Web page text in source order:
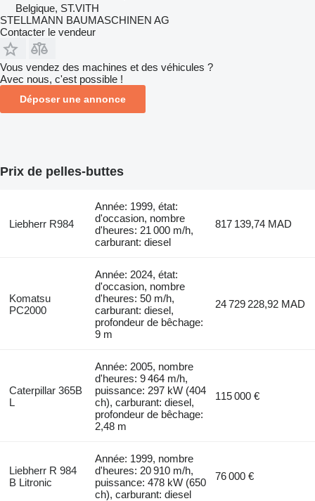
Belgique, ST.VITH
STELLMANN BAUMASCHINEN AG
Contacter le vendeur
Vous vendez des machines et des véhicules ?
Avec nous, c'est possible !
Déposer une annonce
Prix de pelles-buttes
Liebherr R984
Année: 1999, état:
d'occasion, nombre
d'heures: 21 000 m/h,
carburant: diesel
817 139,74 MAD
Komatsu
PC2000
Année: 2024, état:
d'occasion, nombre
d'heures: 50 m/h,
carburant: diesel,
profondeur de bêchage:
9 m
24 729 228,92 MAD
Caterpillar 365B
L
Année: 2005, nombre
d'heures: 9 464 m/h,
puissance: 297 kW (404
ch), carburant: diesel,
profondeur de bêchage:
2,48 m
115 000 €
Liebherr R 984
B Litronic
Année: 1999, nombre
d'heures: 20 910 m/h,
puissance: 478 kW (650
ch), carburant: diesel
76 000 €